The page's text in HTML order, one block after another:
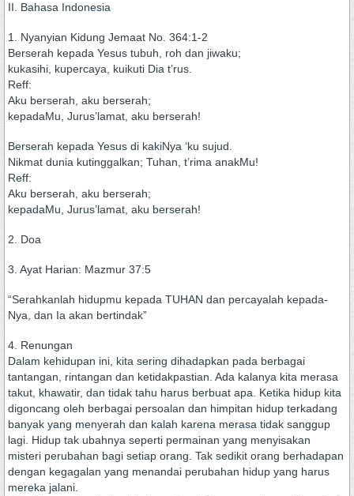
II. Bahasa Indonesia
1. Nyanyian Kidung Jemaat No. 364:1-2
Berserah kepada Yesus tubuh, roh dan jiwaku;
kukasihi, kupercaya, kuikuti Dia t’rus.
Reff:
Aku berserah, aku berserah;
kepadaMu, Jurus’lamat, aku berserah!
Berserah kepada Yesus di kakiNya ‘ku sujud.
Nikmat dunia kutinggalkan; Tuhan, t’rima anakMu!
Reff:
Aku berserah, aku berserah;
kepadaMu, Jurus’lamat, aku berserah!
2. Doa
3. Ayat Harian: Mazmur 37:5
“Serahkanlah hidupmu kepada TUHAN dan percayalah kepada-
Nya, dan Ia akan bertindak”
4. Renungan
Dalam kehidupan ini, kita sering dihadapkan pada berbagai
tantangan, rintangan dan ketidakpastian. Ada kalanya kita merasa
takut, khawatir, dan tidak tahu harus berbuat apa. Ketika hidup kita
digoncang oleh berbagai persoalan dan himpitan hidup terkadang
banyak yang menyerah dan kalah karena merasa tidak sanggup
lagi. Hidup tak ubahnya seperti permainan yang menyisakan
misteri perubahan bagi setiap orang. Tak sedikit orang berhadapan
dengan kegagalan yang menandai perubahan hidup yang harus
mereka jalani.